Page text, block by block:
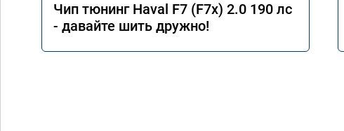
Чип тюнинг Haval F7 (F7x) 2.0 190 лс
- давайте шить дружно!